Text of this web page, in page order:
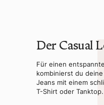
Der Casual
Für einen
kombinierst du deine
Jeans mit einem
T-Shirt oder Tanktop.